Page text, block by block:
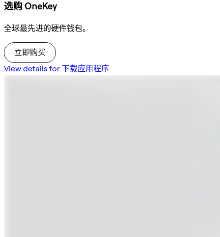
选购 OneKey
全球最先进的硬件钱包。
立即购买
View details for 下载应用程序